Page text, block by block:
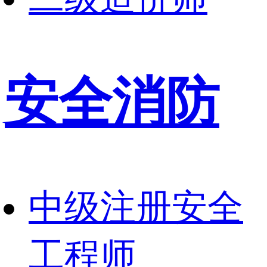
安全消防
中级注册安全
工程师